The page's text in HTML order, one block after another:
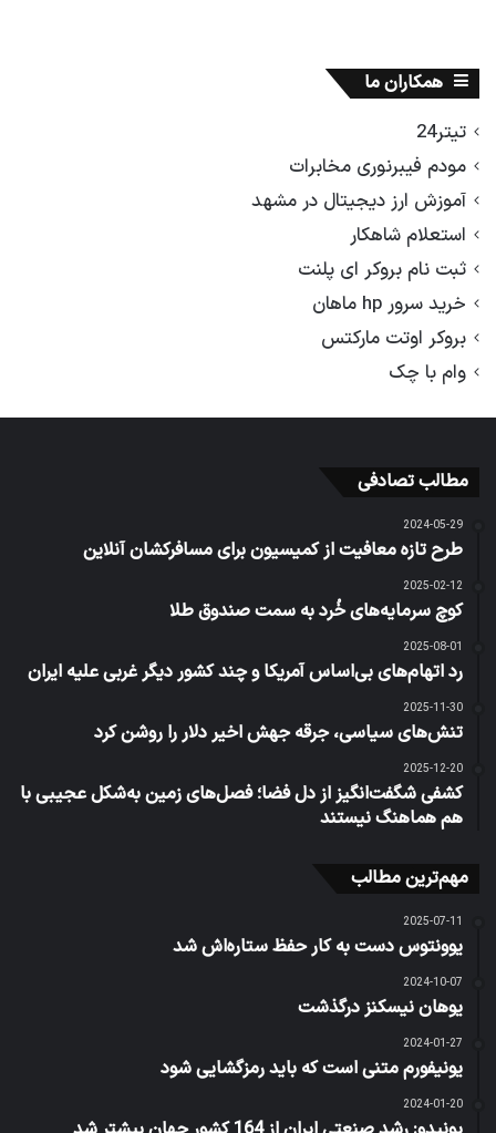
همکاران ما
تیتر24
مودم فیبرنوری مخابرات
آموزش ارز دیجیتال در مشهد
استعلام شاهکار
ثبت نام بروکر ای پلنت
خرید سرور hp ماهان
بروکر اوتت مارکتس
وام با چک
مطالب تصادفی
2024-05-29
طرح تازه معافیت از کمیسیون برای مسافرکشان آنلاین
2025-02-12
کوچ سرمایه‌های خُرد به سمت صندوق طلا
2025-08-01
رد اتهام‌های بی‌اساس آمریکا و چند کشور دیگر غربی علیه ایران
2025-11-30
تنش‌های سیاسی، جرقه جهش اخیر دلار را روشن کرد
2025-12-20
کشفی شگفت‌انگیز از دل فضا؛ فصل‌های زمین به‌شکل عجیبی با
هم هماهنگ نیستند
مهم‌ترین مطالب
2025-07-11
یوونتوس دست به کار حفظ ستاره‌اش شد
2024-10-07
یوهان نیسکنز درگذشت
2024-01-27
یونیفورم متنی است که باید رمزگشایی شود
2024-01-20